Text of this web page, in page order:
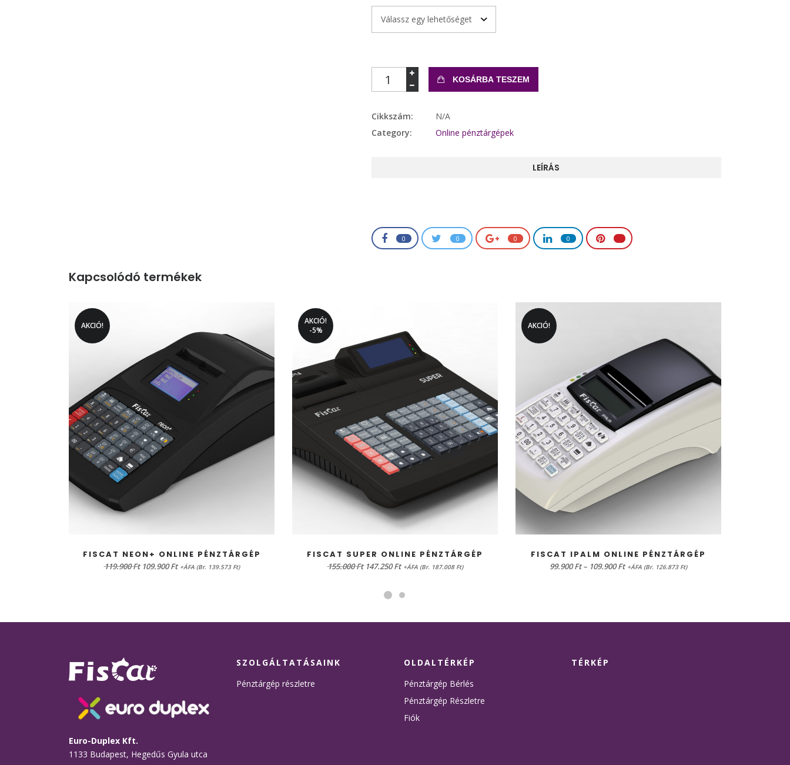
Mennyiség
KOSÁRBA TESZEM
Cikkszám:
N/A
Category:
Online pénztárgépek
LEÍRÁS
0 0 0 0
Kapcsolódó termékek
AKCIÓ!
OPCIÓK VÁLASZTÁSA
FISCAT NEON+ ONLINE PÉNZTÁRGÉP
119.900FtOriginal
109.900FtCurrent
+ÁFA (Br. 139.573 Ft)
AKCIÓ!
-5%
KOSÁRBA TESZEM
FISCAT SUPER ONLINE PÉNZTÁRGÉP
155.000FtOriginal
147.250FtCurrent
is:
+ÁFA (Br. 187.008 Ft)
AKCIÓ!
OPCIÓK VÁLASZTÁSA
FISCAT IPALM ONLINE PÉNZTÁRGÉP
99.900Ft– 109.900Ft +ÁFA (Br. 126.873 Ft)
Euro-Duplex Kft.
1133 Budapest, Hegedűs Gyula utca
SZOLGÁLTATÁSAINK
Pénztárgép részletre
OLDALTÉRKÉP
Pénztárgép Bérlés
Pénztárgép Részletre
Fiók
TÉRKÉP